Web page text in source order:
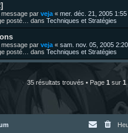
message par veja « mer. déc. 21, 2005 1:55
posté… dans Techniques et Stratégies
message par veja « sam. nov. 05, 2005
posté… dans Techniques et Stratégies
35 résultats trouvés • Page 1 sur 1